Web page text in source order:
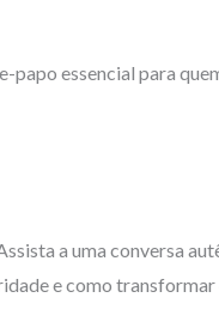
papo essencial para
a uma conversa
e como